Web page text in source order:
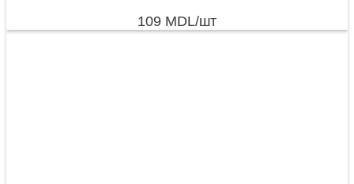
109 MDL/шт